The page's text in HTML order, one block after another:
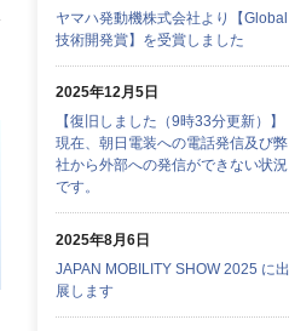
ヤマハ発動機株式会社より【Global
技術開発賞】を受賞しました
2025年12月5日
【復旧しました（9時33分更新）】
現在、朝日電装への電話発信及び弊
社から外部への発信ができない状況
です。
2025年8月6日
JAPAN MOBILITY SHOW 2025 に出
展します